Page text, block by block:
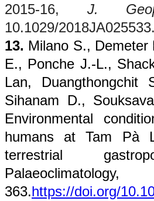
2015-16, J.
10.1029/2018JA025533.
13. Milano S., Demeter
E., Ponche J.-L.,
Lan, Duangthongchit
Sihanam D.,
Environmental
humans at Tam Pà
terrestrial
363.https://doi.org/